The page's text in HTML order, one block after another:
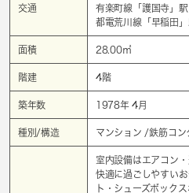
交通
有楽町線「 護国寺 」
都電荒川線「 早稲田
面積 28.00㎡
階建 4階
築年数 1978年 4月
種別/構造 マンション /鉄筋コン
室内設備はエアコン
快適に過ごしやすい
ト・シューズボック